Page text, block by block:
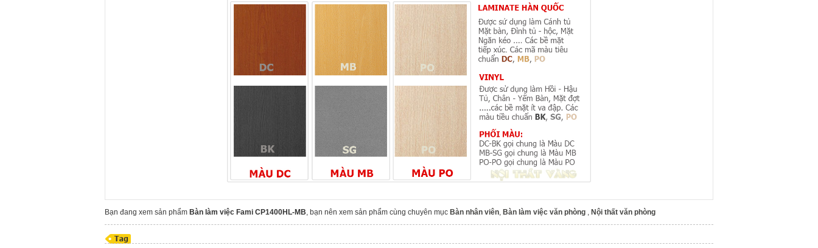
Bạn đang xem sản phẩm Bàn làm việc Fami CP1400HL-MB, bạn nên xem sản phẩm cùng chuyên mục Bàn nhân viên, Bàn làm việc văn phòng , Nội thất văn phòng